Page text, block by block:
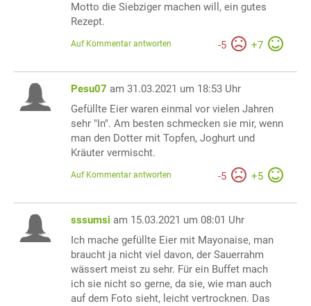
Motto die Siebziger machen will, ein gutes
Rezept.
-5 +7
Auf Kommentar antworten
Pesu07 am 31.03.2021 um 18:53 Uhr
Gefüllte Eier waren einmal vor vielen Jahren
sehr "In". Am besten schmecken sie mir, wenn
man den Dotter mit Topfen, Joghurt und
Kräuter vermischt.
-5 +5
Auf Kommentar antworten
sssumsi am 15.03.2021 um 08:01 Uhr
Ich mache gefüllte Eier mit Mayonaise, man
braucht ja nicht viel davon, der Sauerrahm
wässert meist zu sehr. Für ein Buffet mach
ich sie nicht so gerne, da sie, wie man auch
auf dem Foto sieht, leicht vertrocknen. Das